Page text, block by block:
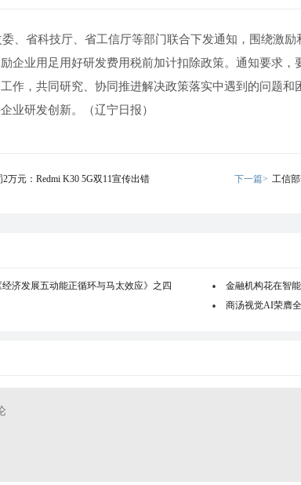
、省科技厅、省工信厅等部门联合下发通知，围绕激
企业用足用好研发费用税前加计扣除政策。通知要求
作，共同研究、协同推进解决政策落实中遇到的问题
业研发创新。（辽宁日报）
万元：Redmi K30 5G双11宣传出错 下一篇> 工信
济发展五动能正循环与马太效应》之四
金融机构花在智
商汤视觉AI荣膺